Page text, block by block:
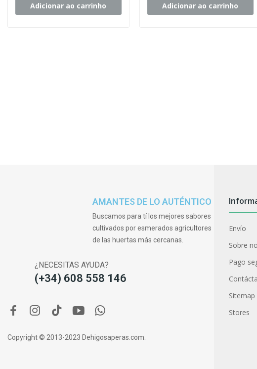
Adicionar ao carrinho Adicionar ao carrinho
AMANTES DE LO AUTÉNTICO
Buscamos para tí los mejores sabores
cultivados por esmerados agricultores
de las huertas más cercanas.
¿NECESITAS AYUDA?
(+34) 608 558 146
Envío
Sobre
Pago
Sitemap
Stores
Copyright © 2013-2023 Dehigosaperas.com.